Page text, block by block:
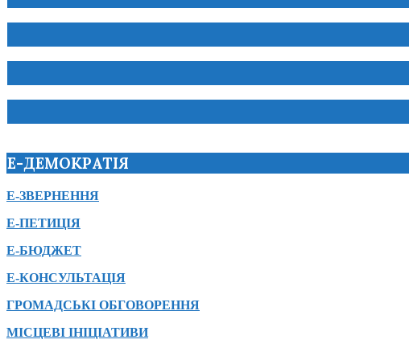
Е-ДЕМОКРАТІЯ
Е-ЗВЕРНЕННЯ
Е-ПЕТИЦІЯ
Е-БЮДЖЕТ
Е-КОНСУЛЬТАЦІЯ
ГРОМАДСЬКІ ОБГОВОРЕННЯ
МІСЦЕВІ ІНІЦІАТИВИ